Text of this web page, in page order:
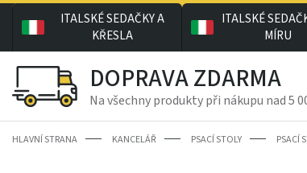
ITALSKÉ SEDAČKY A
KŘESLA
ITALSKÉ
MÍRU
DOPRAVA ZDARMA
Na všechny produkty při nákupu nad 5
HLAVNÍ STRANA KANCELÁŘ PSACÍ STOLY PSACÍ